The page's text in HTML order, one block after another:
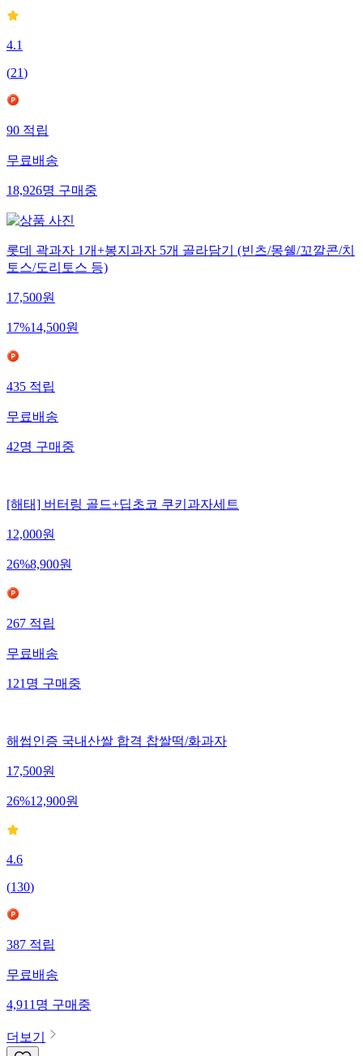
4.1
(21)
90적립
무료배송
18,926명구매중
롯데 곽과자 1개+봉지과자 5개 골라담기 (빈츠/몽쉘/꼬깔콘/치
토스/도리토스 등)
17,500원
17%14,500원
435적립
무료배송
42명구매중
[해태] 버터링 골드+딥초코 쿠키과자세트
12,000원
26%8,900원
267적립
무료배송
121명구매중
해썹인증 국내산쌀 합격 찹쌀떡/화과자
17,500원
26%12,900원
4.6
(130)
387적립
무료배송
4,911명구매중
더보기